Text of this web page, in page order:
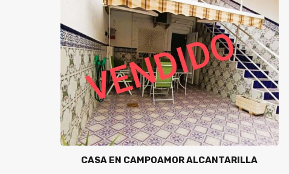
CASA EN CAMPOAMOR ALCANTARILLA